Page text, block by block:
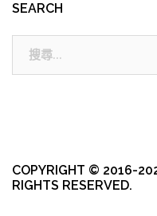
SEARCH
COPYRIGHT © 2016-
RIGHTS RESERVED.